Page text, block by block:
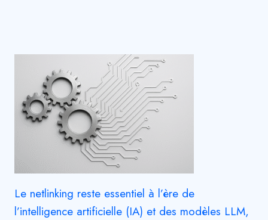
Le netlinking reste essentiel à l’ère de
l’intelligence artificielle (IA) et des modèles LLM,